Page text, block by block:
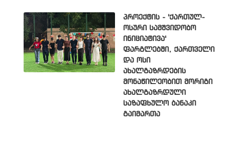
პროექტის - 'ქართულ-
ოსური სამშვიდობო
ინიციატივა'
ფარგლებში, ქართველი
და ოსი
ახალგაზრდების
მონაწილეობით მორიგი
ახალგაზრდული
საზაფხულო ბანაკი
გაიმართა